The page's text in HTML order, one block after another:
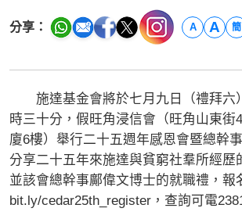
分享： A A 簡
施達基金會將於七月九日（禮拜六
時三十分，假旺角浸信會（旺角山東街
廈6樓）舉行二十五週年感恩會暨總幹
分享二十五年來施達與貧窮社羣所經歷
並該會總幹事鄺偉文博士的就職禮，報
bit.ly/cedar25th_register，查詢可電